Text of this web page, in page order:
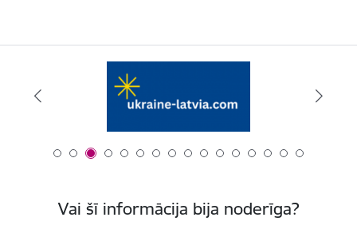
Vai šī informācija bija noderīga?